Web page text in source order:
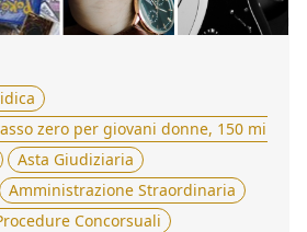
zero per giovani donne, 150
Asta Giudiziaria
Amministrazione Straordinaria
Concorsuali